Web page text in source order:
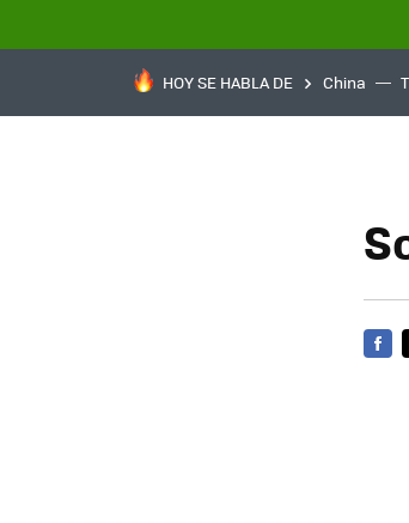
HOY SE HABLA DE China